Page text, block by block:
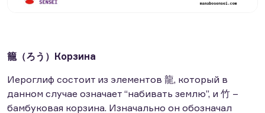
籠（ろう）Корзина
Иероглиф состоит из элементов 龍, который в
данном случае означает “набивать землю”, и 竹 –
бамбуковая корзина. Изначально он обозначал